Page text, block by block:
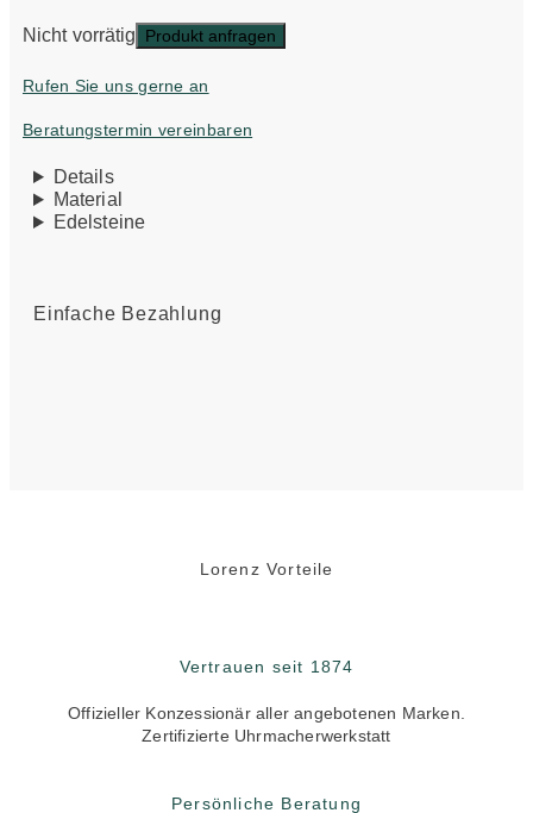
Nicht vorrätig Produkt anfragen
Rufen Sie uns gerne an
Beratungstermin vereinbaren
Details
Material
Edelsteine
Einfache Bezahlung
Lorenz Vorteile
Vertrauen seit 1874
Offizieller Konzessionär aller angebotenen Marken.
Zertifizierte Uhrmacherwerkstatt
Persönliche Beratung